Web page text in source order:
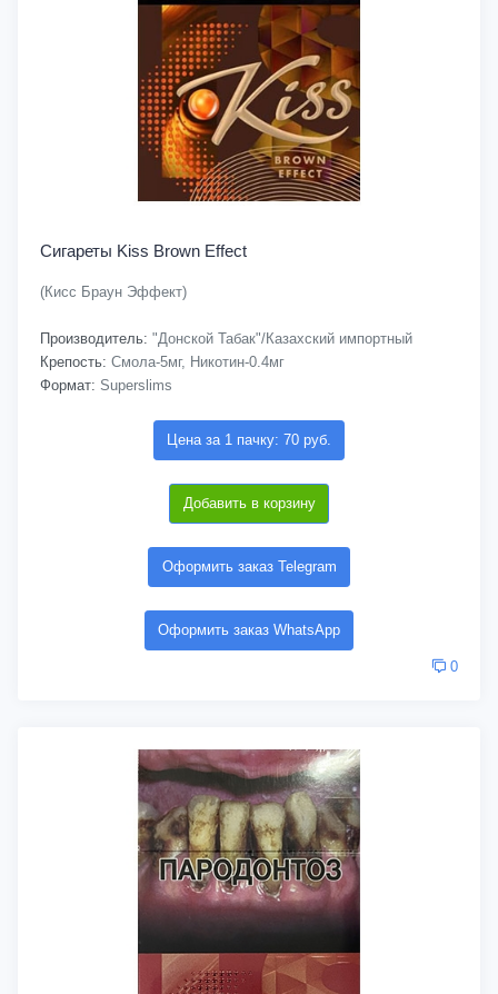
Сигареты Kiss Brown Effect
(Кисс Браун Эффект)
Производитель: "Донской Табак"/Казахский импортный
Крепость: Смола-5мг, Никотин-0.4мг
Формат: Superslims
Цена за 1 пачку: 70 руб.
Добавить в корзину
Оформить заказ Telegram
Оформить заказ WhatsApp
0